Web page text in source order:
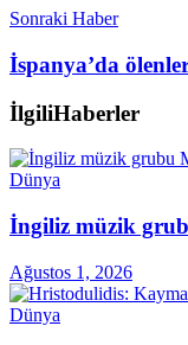
Sonraki Haber
İspanya’da
İlgiliHaberler
Dünya
İngiliz müzik
Ağustos 1, 2026
Dünya